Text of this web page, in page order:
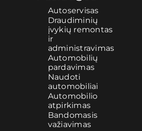
Autoservisas
Draudiminių
įvykių remontas
ir
administravimas
Automobilių
pardavimas
Naudoti
automobiliai
Automobilio
atpirkimas
Bandomasis
važiavimas